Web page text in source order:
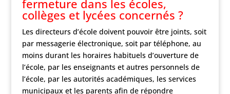
fermeture dans les écoles,
collèges et lycées concernés ?
Les directeurs d’école doivent pouvoir être joints, soit
par messagerie électronique, soit par téléphone, au
moins durant les horaires habituels d’ouverture de
l’école, par les enseignants et autres personnels de
l’école, par les autorités académiques, les services
municipaux et les parents afin de répondre